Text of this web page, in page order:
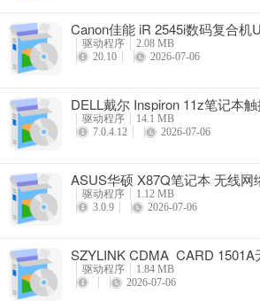
Canon佳能 iR 2545i数码复合机
驱动程序
2.08 MB
20.10
2026-07-06
DELL戴尔 Inspiron 11z笔记本
驱动程序
14.1 MB
7.0.4.12
2026-07-06
ASUS华硕 X87Q笔记本 无线网
用程序
驱动程序
1.12 MB
3.0.9
2026-07-06
SZYLINK CDMA_CARD 1501A
驱动程序
1.84 MB
2026-07-06